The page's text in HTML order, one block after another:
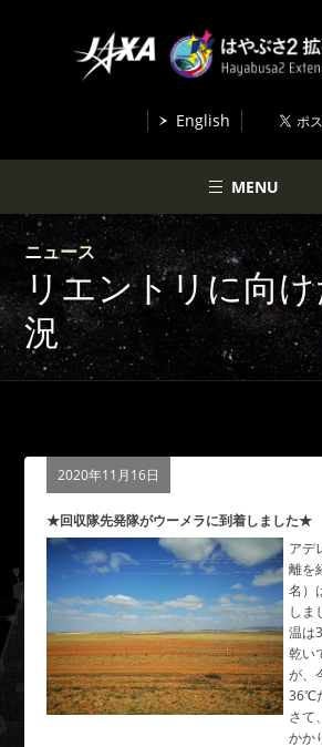
English
MENU
ニュース
リエントリに向
況
2020年11月16日
★回収隊先発隊がウーメラに到着しました★
アデ
離を
名）
しま
温は
乾い
が、
36℃
さて
かか